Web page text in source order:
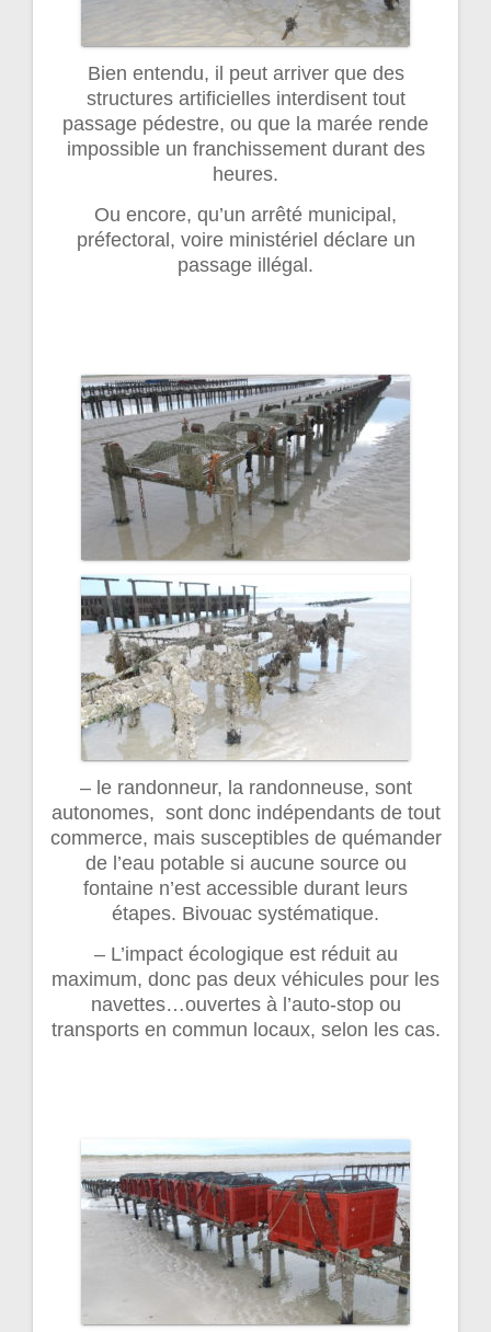
Bien entendu, il peut arriver que des
structures artificielles interdisent tout
passage pédestre, ou que la marée rende
impossible un franchissement durant des
heures.
Ou encore, qu’un arrêté municipal,
préfectoral, voire ministériel déclare un
passage illégal.
– le randonneur, la randonneuse, sont
autonomes, sont donc indépendants de tout
commerce, mais susceptibles de quémander
de l’eau potable si aucune source ou
fontaine n’est accessible durant leurs
étapes. Bivouac systématique.
– L’impact écologique est réduit au
maximum, donc pas deux véhicules pour les
navettes…ouvertes à l’auto-stop ou
transports en commun locaux, selon les cas.